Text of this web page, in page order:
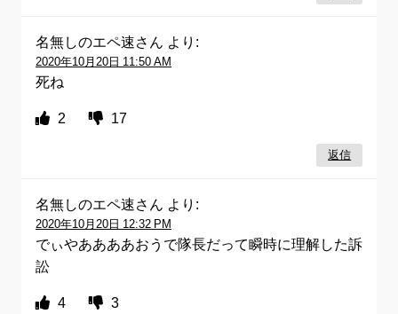
名無しのエペ速さん より:
2020年10月20日 11:50 AM
死ね
2 17
返信
名無しのエペ速さん より:
2020年10月20日 12:32 PM
でぃやああああおうで隊長だって瞬時に理解した訴
訟
4 3